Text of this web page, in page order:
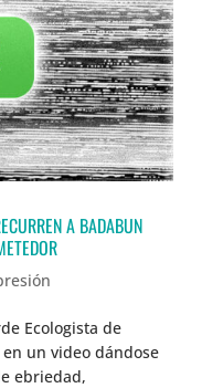
A BADABUN
Ecologista de
un video dándose
ebriedad,